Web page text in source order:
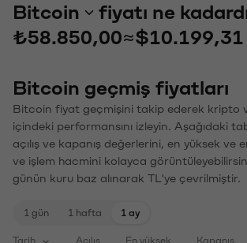
Bitcoin
fiyatı ne
₺58.850,00≈$10.199,31
Bitcoin geçmiş fiyatları
Bitcoin fiyat geçmişini takip ederek kripto
içindeki performansını izleyin. Aşağıdaki
açılış ve kapanış değerlerini, en yüksek ve
ve işlem hacmini kolayca
günün kuru baz alınarak TL'ye çevrilmiştir.
1 gün 1 hafta 1 ay
Tarih Açılış En yüksek Kapanış